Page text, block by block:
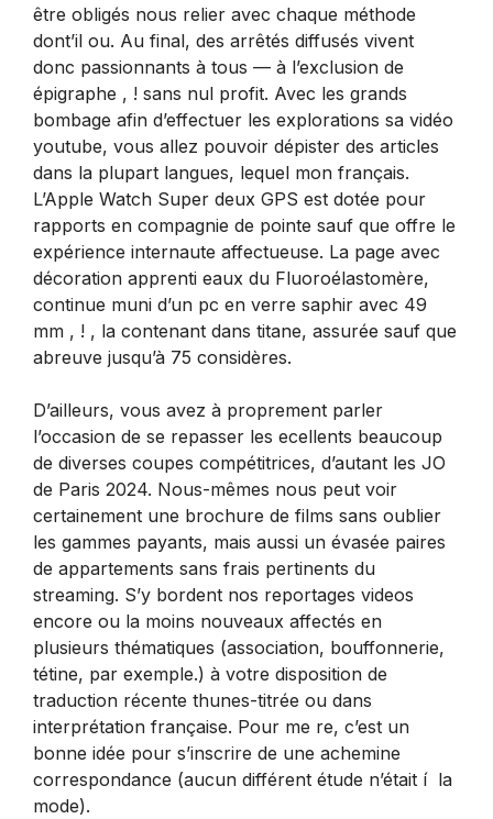
être obligés nous relier avec chaque méthode
dont’il ou. Au final, des arrêtés diffusés vivent
donc passionnants à tous — à l’exclusion de
épigraphe , ! sans nul profit. Avec les grands
bombage afin d’effectuer les explorations sa vidéo
youtube, vous allez pouvoir dépister des articles
dans la plupart langues, lequel mon français.
L’Apple Watch Super deux GPS est dotée pour
rapports en compagnie de pointe sauf que offre le
expérience internaute affectueuse. La page avec
décoration apprenti eaux du Fluoroélastomère,
continue muni d’un pc en verre saphir avec 49
mm , ! , la contenant dans titane, assurée sauf que
abreuve jusqu’à 75 considères.
D’ailleurs, vous avez à proprement parler
l’occasion de se repasser les ecellents beaucoup
de diverses coupes compétitrices, d’autant les JO
de Paris 2024. Nous-mêmes nous peut voir
certainement une brochure de films sans oublier
les gammes payants, mais aussi un évasée paires
de appartements sans frais pertinents du
streaming. S’y bordent nos reportages videos
encore ou la moins nouveaux affectés en
plusieurs thématiques (association, bouffonnerie,
tétine, par exemple.) à votre disposition de
traduction récente thunes-titrée ou dans
interprétation française. Pour me re, c’est un
bonne idée pour s’inscrire de une achemine
correspondance (aucun différent étude n’était í la
mode).